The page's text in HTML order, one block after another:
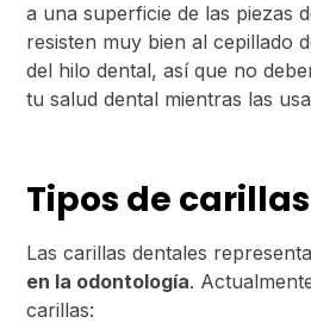
a una superficie de las piezas
resisten muy bien al cepillado
del hilo dental, así que no
tu salud dental mientras las
Tipos de
Las carillas dentales
en la odontología.
carillas: